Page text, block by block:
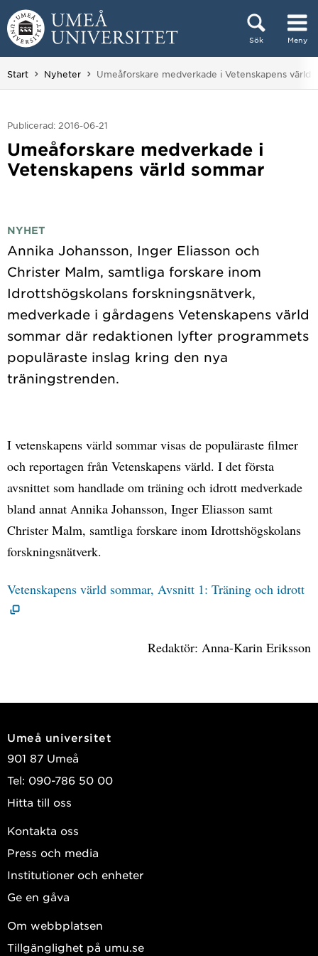
Hoppa direkt till innehållet
Sök Meny
Huvudmenyn dold.
Start Nyheter Du är här:
Umeåforskare medverkade i Vetenskapens värld
Publicerad: 2016-06-21
Umeåforskare medverkade i
Vetenskapens värld sommar
NYHET
Annika Johansson, Inger Eliasson och
Christer Malm, samtliga forskare inom
Idrottshögskolans forskningsnätverk,
medverkade i gårdagens Vetenskapens värld
sommar där redaktionen lyfter programmets
populäraste inslag kring den nya
I vetenskapens värld sommar visas de populäraste filmer
och reportagen från Vetenskapens värld. I det första
avsnittet som handlade om träning och idrott medverkade
bland annat Annika Johansson, Inger Eliasson samt
Christer Malm, samtliga forskare inom Idrottshögskolans
forskningsnätverk.
Vetenskapens värld sommar, Avsnitt 1: Träning och idrott
Redaktör: Anna-Karin Eriksson
Umeå universitet
901 87 Umeå
Tel: 090-786 50 00
Hitta till oss
Kontakta oss
Press och media
Institutioner och enheter
Ge en gåva
Om webbplatsen
Tillgänglighet på umu.se